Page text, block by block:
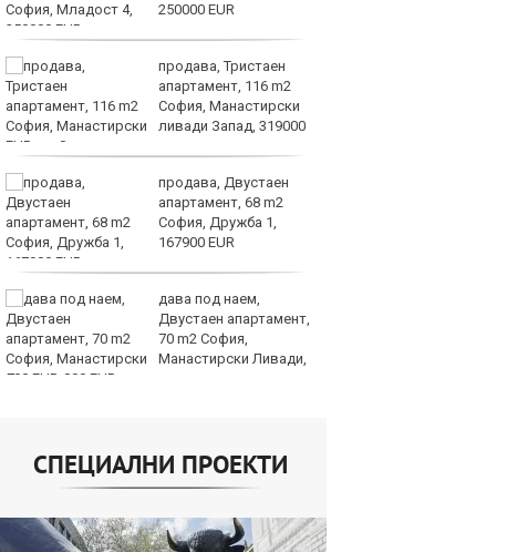
250000 EUR
продава, Тристаен
апартамент, 116 m2
София, Манастирски
ливади Запад, 319000
EUR
продава, Двустаен
апартамент, 68 m2
София, Дружба 1,
167900 EUR
дава под наем,
Двустаен апартамент,
70 m2 София,
Манастирски Ливади,
800 EUR
СПЕЦИАЛНИ ПРОЕКТИ